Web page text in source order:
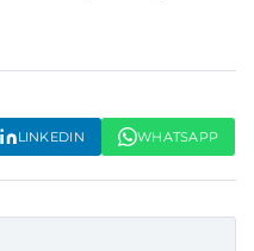
LINKEDIN WHATSAPP